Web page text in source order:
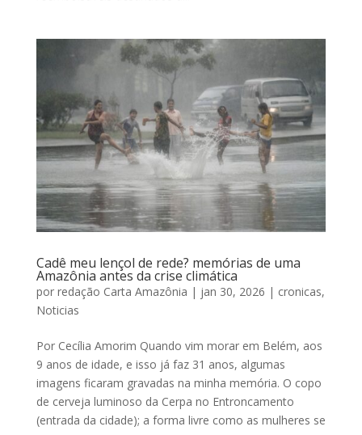
Cadê meu lençol de rede? memórias de uma
Amazônia antes da crise climática
por redação Carta Amazônia | jan 30, 2026 | cronicas,
Noticias
Por Cecília Amorim Quando vim morar em Belém, aos
9 anos de idade, e isso já faz 31 anos, algumas
imagens ficaram gravadas na minha memória. O copo
de cerveja luminoso da Cerpa no Entroncamento
(entrada da cidade); a forma livre como as mulheres se